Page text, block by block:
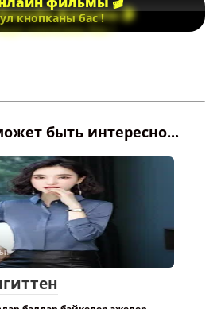
фильмы 🎬
кнопканы бас !
быть интересно...